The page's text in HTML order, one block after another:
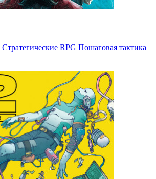
Стратегические RPG Пошаговая тактика